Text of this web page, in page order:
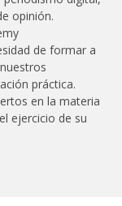
opinión.
de formar a
práctica.
en la materia
ejercicio de su